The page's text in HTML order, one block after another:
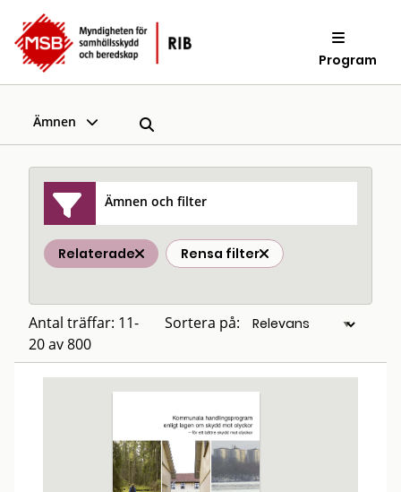
Program
Ämnen
Ämnen och filter
Relaterade Rensa filter
Antal träffar: 11-
20 av 800
Sortera på: